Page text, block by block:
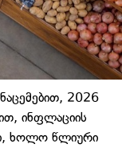
2026
ინფლაციის
ხოლო წლიური